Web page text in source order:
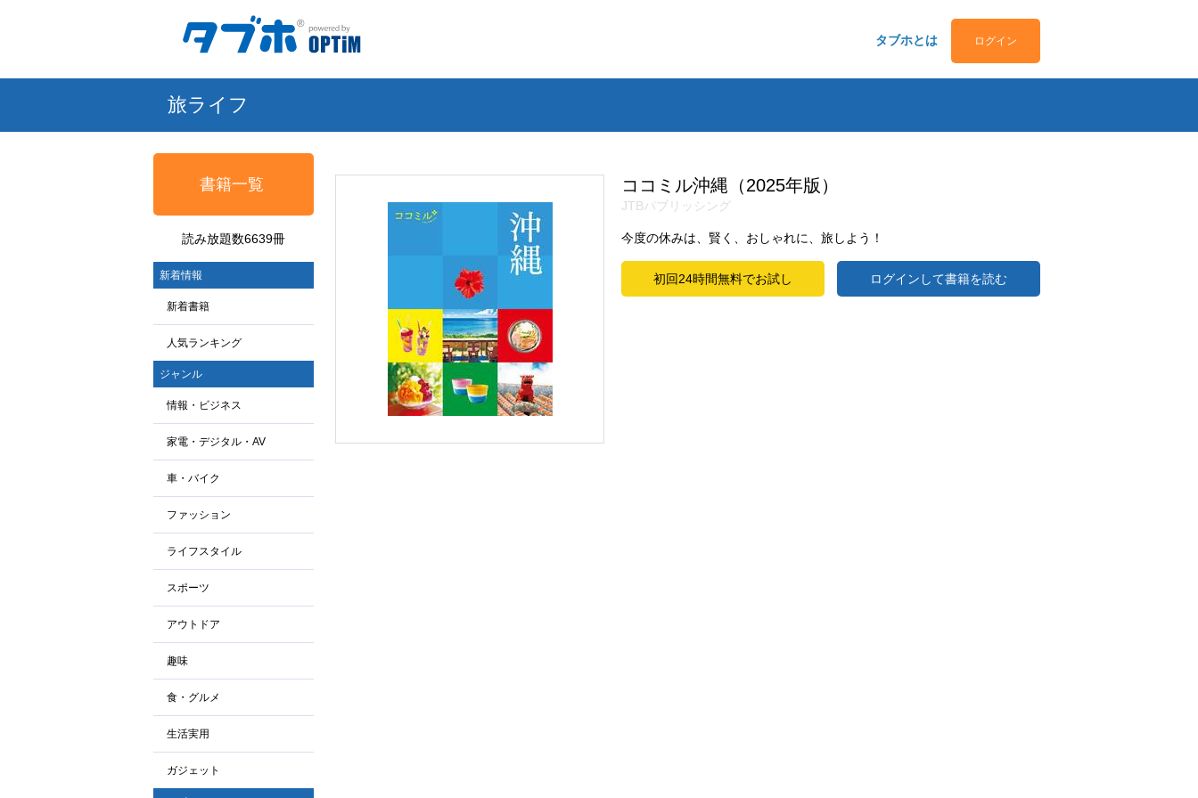
タブホとは ログイン
旅ライフ
書籍一覧
読み放題数6639冊
新着情報
新着書籍
人気ランキング
ジャンル
情報・ビジネス
家電・デジタル・AV
車・バイク
ファッション
ライフスタイル
スポーツ
アウトドア
趣味
食・グルメ
生活実用
ガジェット
ココミル沖縄（2025年版）
JTBパブリッシング
今度の休みは、賢く、おしゃれに、旅しよう！
初回24時間無料でお試し ログインして書籍を読む